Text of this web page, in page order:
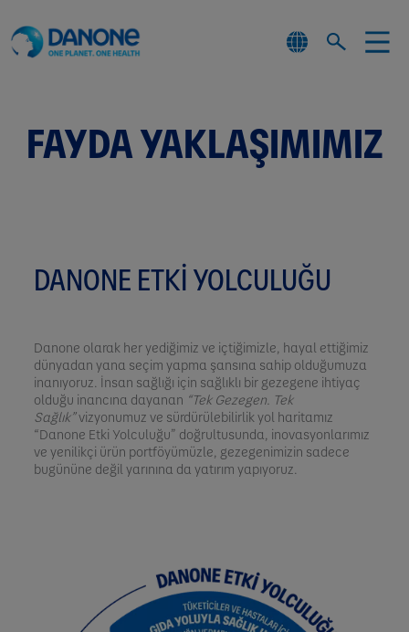
FAYDA YAKLAŞIMIMIZ
DANONE ETKİ YOLCULUĞU
Danone olarak her yediğimiz ve içtiğimizle, hayal ettiğimiz
dünyadan yana seçim yapma şansına sahip olduğumuza
inanıyoruz. İnsan sağlığı için sağlıklı bir gezegene ihtiyaç
olduğu inancına dayanan “Tek Gezegen. Tek
Sağlık”vizyonumuz ve sürdürülebilirlik yol haritamız
“Danone Etki Yolculuğu” doğrultusunda, inovasyonlarımız
ve yenilikçi ürün portföyümüzle, gezegenimizin sadece
bugününe değil yarınına da yatırım yapıyoruz.